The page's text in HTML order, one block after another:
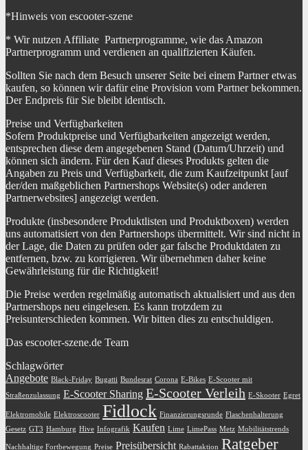
*Hinweis von escooter-szene
* Wir nutzen Affiliate Partnerprogramme, wie das Amazon
Partnerprogramm und verdienen an qualifizierten Käufen.
Sollten Sie nach dem Besuch unserer Seite bei einem Partner etwas
kaufen, so können wir dafür eine Provision vom Partner bekommen.
Der Endpreis für Sie bleibt identisch.
Preise und Verfügbarkeiten
Sofern Produktpreise und Verfügbarkeiten angezeigt werden,
entsprechen diese dem angegebenen Stand (Datum/Uhrzeit) und
können sich ändern. Für den Kauf dieses Produkts gelten die
Angaben zu Preis und Verfügbarkeit, die zum Kaufzeitpunkt [auf
der/den maßgeblichen Partnershops Website(s) oder anderen
Partnerwebsites] angezeigt werden.
Produkte (insbesondere Produktlisten und Produktboxen) werden
uns automatisiert von den Partnershops übermittelt. Wir sind nicht in
der Lage, die Daten zu prüfen oder gar falsche Produktdaten zu
entfernen, bzw. zu korrigieren. Wir übernehmen daher keine
Gewährleistung für die Richtigkeit!
Die Preise werden regelmäßig automatisch aktualisiert und aus den
Partnershops neu eingelesen. Es kann trotzdem zu
Preisunterschieden kommen. Wir bitten dies zu entschuldigen.
Das escooter-szene.de Team
Schlagwörter
Angebote Black-Friday Bugatti Bundesrat Corona E-Bikes E-Scooter mit
Straßenzulassung E-Scooter Sharing E-Scooter Verleih E-Skooter Egret
Elektromobile Elektroscooter Fidlock Finanzierungsrunde Flaschenhalterung
Gesetz GT3 Hamburg Hive Infografik Kaufen Lime LimePass Metz Mobilitätstrends
Nachhaltige Fortbewegung Preise Preisübersicht Rabattaktion Ratgeber